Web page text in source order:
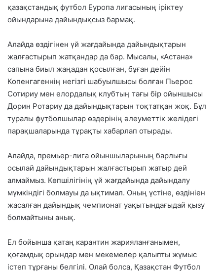
қазақстандық футбол Еуропа лигасының іріктеу
ойындарына дайындықсыз бармақ.
Алайда өздігінен үй жағдайында дайындықтарын
жалғастырып жатқандар да бар. Мысалы, «Астана»
сапына биыл жаңадан қосылған, бұған дейін
Копенгагеннің негізгі шабуылшысы болған Пьерос
Сотириу мен елордалық клубтың тағы бір ойыншысы
Дорин Ротариу да дайындықтарын тоқтатқан жоқ. Бұл
туралы футболшылар өздерінің әлеуметтік желідегі
парақшаларында тұрақты хабарлап отырады.
Алайда, премьер-лига ойыншыларының барлығы
осылай дайындықтарын жалғастырып жатыр дей
алмаймыз. Көпшілігінің үй жағдайында дайындалу
мүмкіндігі болмауы да ықтимал. Оның үстіне, өздініен
жасалған дайындық чемпионат уақытындағыдай қызу
болмайтыны анық.
Ел бойынша қатаң карантин жарияланғанымен,
қоғамдық орындар мен мекемелер қалыпты жұмыс
істеп тұрғаны белгілі. Олай болса, Қазақстан Футбол